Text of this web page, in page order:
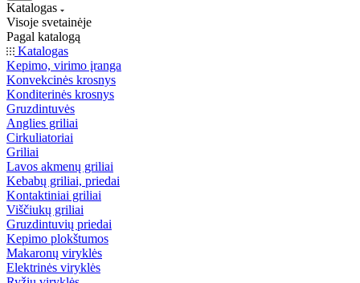
Katalogas
Visoje svetainėje
Pagal katalogą
Katalogas
Kepimo, virimo įranga
Konvekcinės krosnys
Konditerinės krosnys
Gruzdintuvės
Anglies griliai
Cirkuliatoriai
Griliai
Lavos akmenų griliai
Kebabų griliai, priedai
Kontaktiniai griliai
Viščiukų griliai
Gruzdintuvių priedai
Kepimo plokštumos
Makaronų viryklės
Elektrinės viryklės